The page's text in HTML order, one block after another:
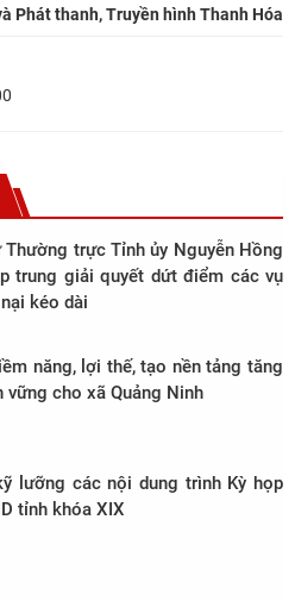
Phát thanh, Truyền hình Thanh Hóa
Thường trực Tỉnh ủy Nguyễn Hồng
trung giải quyết dứt điểm các vụ
kéo dài
năng, lợi thế, tạo nền tảng tăng
vững cho xã Quảng Ninh
lưỡng các nội dung trình Kỳ họp
tỉnh khóa XIX